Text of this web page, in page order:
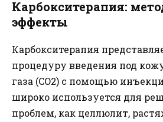
Карбокситерапия:
эффекты
Карбокситерапия
процедуру введения под
газа (CO2) с помощью
широко используется для
проблем, как целлюлит,